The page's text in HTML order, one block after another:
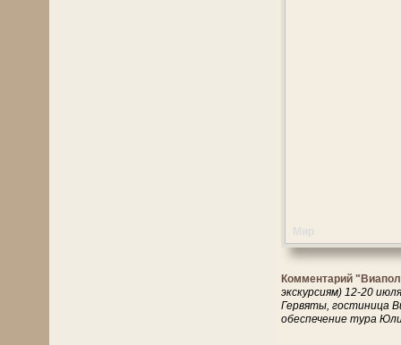
Комментарий
экскурсиям) 12-20
Гервяты, гостиница
обеспечение тура